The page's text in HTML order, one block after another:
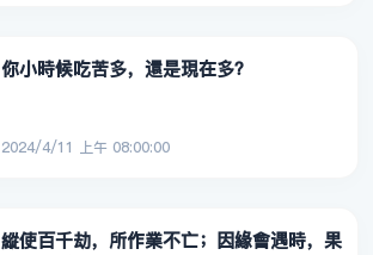
你小時候吃苦多，還是現在多？
2024/4/11 上午 08:00:00
縱使百千劫，所作業不亡；因緣會遇時，果